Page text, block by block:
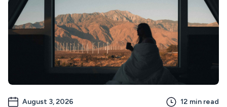
August 3, 2026 12 min read